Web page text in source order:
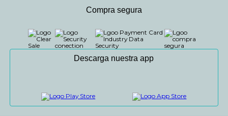
Compra segura
Descarga nuestra app